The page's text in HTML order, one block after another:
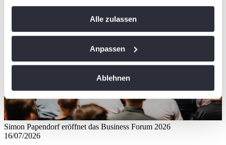
Cookie-Erklärung oder durch Klicken auf das Privacy
Trigger Symbol ändern oder widerrufen
Wenn Sie es erlauben, würden wir auch gerne:
bestimmten Merkmalen (Fingerprinting) identifizieren
Erfahren Sie mehr darüber, wie Ihre persönlichen Daten
verarbeitet werden, und legen Sie Ihre Präferenzen im
Alle zulassen
Anpassen
Ablehnen
Simon Papendorf eröffnet das Business Forum 2026
16/07/2026